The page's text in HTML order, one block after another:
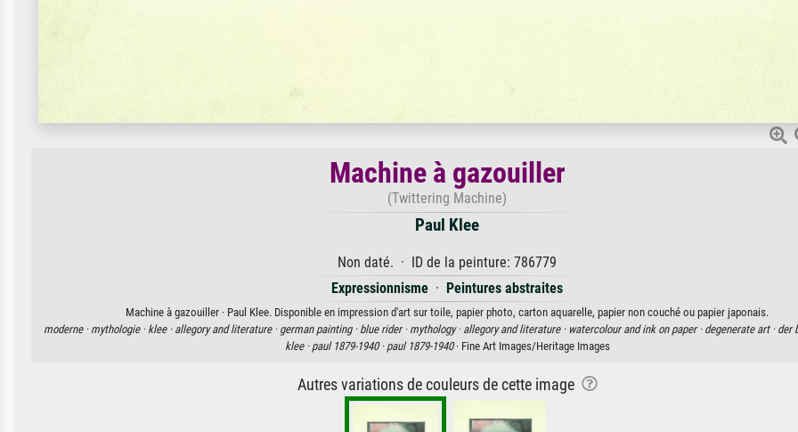
Machine à gazouiller
(Twittering Machine)
Paul Klee
Non daté. · ID de la peinture: 786779
Expressionnisme · Peintures abstraites
Machine à gazouiller · Paul Klee. Disponible en impression d'art sur toile, papier photo, carton aquarelle, papier non couché ou papier japonais.
moderne · mythologie · klee · allegory and literature · german painting · blue rider · mythology · allegory and literature · watercolour and ink on paper · degenerate art · der
klee · paul 1879-1940 · paul 1879-1940· Fine Art Images/Heritage Images
Autres variations de couleurs de cette image